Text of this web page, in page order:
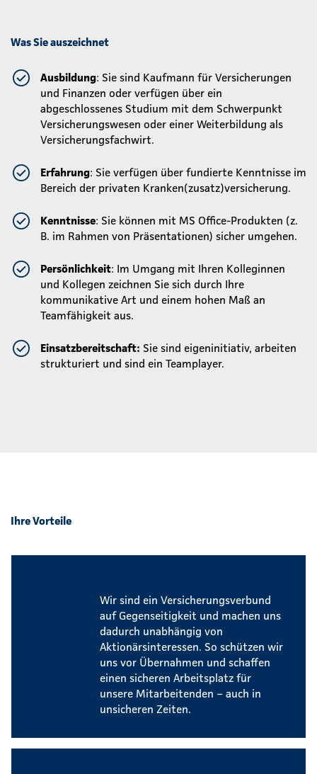
Was Sie auszeichnet
Ausbildung: Sie sind Kaufmann für Versicherungen
und Finanzen oder verfügen über ein
abgeschlossenes Studium mit dem Schwerpunkt
Versicherungswesen oder einer Weiterbildung als
Versicherungsfachwirt.
Erfahrung: Sie verfügen über fundierte Kenntnisse im
Bereich der privaten Kranken(zusatz)versicherung.
Kenntnisse: Sie können mit MS Office-Produkten (z.
B. im Rahmen von Präsentationen) sicher umgehen.
Persönlichkeit: Im Umgang mit Ihren Kolleginnen
und Kollegen zeichnen Sie sich durch Ihre
kommunikative Art und einem hohen Maß an
Teamfähigkeit aus.
Einsatzbereitschaft: Sie sind eigeninitiativ, arbeiten
strukturiert und sind ein Teamplayer.
Ihre Vorteile
Wir sind ein Versicherungsverbund
auf Gegenseitigkeit und machen uns
dadurch unabhängig von
Aktionärsinteressen. So schützen wir
uns vor Übernahmen und schaffen
einen sicheren Arbeitsplatz für
unsere Mitarbeitenden – auch in
unsicheren Zeiten.